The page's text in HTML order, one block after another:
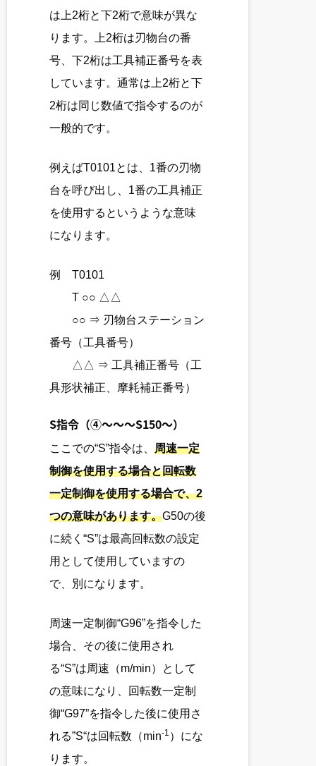
は上2桁と下2桁で意味が異な
ります。上2桁は刃物台の番
号、下2桁は工具補正番号を表
しています。通常は上2桁と下
2桁は同じ数値で指令するのが
一般的です。
例えばT0101とは、1番の刃物
台を呼び出し、1番の工具補正
を使用するというような意味
になります。
例 T0101
T ○○ △△
○○ ⇒ 刃物台ステーション
番号（工具番号）
△△ ⇒ 工具補正番号（工
具形状補正、摩耗補正番号）
S指令 （④～～～S150～）
ここでの“S”指令は、 周速一定
制御を使用する場合と回転数
一定制御を使用する場合で、2
つの意味があります。G50の後
に続く“S”は最高回転数の設定
用として使用していますの
で、別になります。
周速一定制御“G96”を指令した
場合、その後に使用され
る“S”は周速（m/min）として
の意味になり、回転数一定制
御“G97”を指令した後に使用さ
れる”S“は回転数（min-1 ）にな
ります。